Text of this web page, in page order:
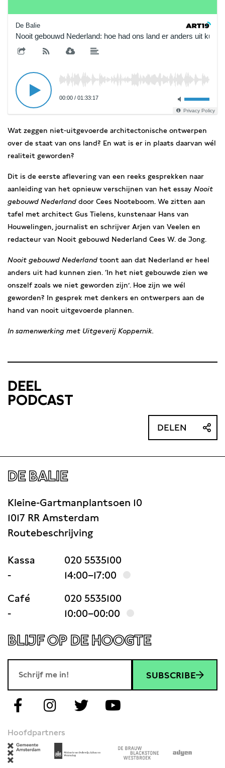
De Balie
Nooit gebouwd Nederland: hoe had ons land er anders uit
00:00 / 01:33:17
Privacy Policy
Wat zeggen niet-uitgevoerde architectonische ontwerpen
over de staat van ons land? En wat is er in plaats daarvan wél
realiteit geworden?
Dit is de eerste aflevering van een reeks gesprekken naar
aanleiding van het opnieuw verschijnen van het essay Nooit
gebouwd Nederland door Cees Nooteboom. We zitten aan
tafel met architect Gus Tielens, kunstenaar Hans van
Houwelingen, journalist en schrijver Arjen van Veelen en
redacteur van Nooit gebouwd Nederland Cees W. de Jong.
Nooit gebouwd Nederland toont aan dat Nederland er heel
anders uit had kunnen zien. ‘In het niet gebouwde zien we
onszelf zoals we niet geworden zijn’. Hoe zijn we wél
geworden? In gesprek met denkers en ontwerpers aan de
hand van nooit uitgevoerde plannen.
In samenwerking met Uitgeverij Koppernik.
DEEL
PODCAST
DELEN
DE BALIE
Kleine-Gartmanplantsoen 10
1017 RR Amsterdam
Routebeschrijving
Kassa
020 5535100
-
14:00–17:00
Café
020 5535100
-
10:00–00:00
BLIJF OP DE HOOGTE
SUBSCRIBE
Hoofdpartners